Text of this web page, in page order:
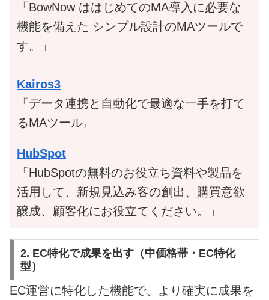
「 BowNowははじめてのMA導入に必要な
機能を備えた シンプル設計のMAツールで
す。」
Kairos3
「データ連携と自動化で最適な一手を打て
るMAツール 」
HubSpot
「HubSpotの無料のお役立ち資料や製品を
活用して、新規見込み客の創出、購買意欲
醸成、顧客化にお役立てください。」
2. EC特化で成果を出す（中価格帯・EC特化
型）
EC運営に特化した機能で、より確実に成果を